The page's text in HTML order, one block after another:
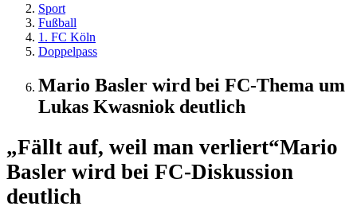
Sport
Fußball
1. FC Köln
Doppelpass
Mario Basler wird bei FC-Thema um
Lukas Kwasniok deutlich
„Fällt auf, weil man verliert“Mario
Basler wird bei FC-Diskussion
deutlich